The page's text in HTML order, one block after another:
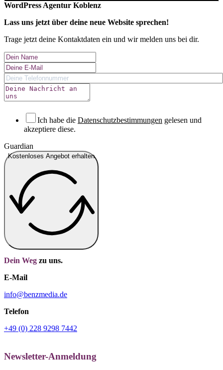
WordPress Agentur Koblenz
Lass uns jetzt über deine neue Website sprechen!
Trage jetzt deine Kontaktdaten ein und wir melden uns bei dir.
Ich habe die Datenschutzbestimmungen gelesen und
akzeptiere diese.
Guardian
Kostenloses Angebot erhalten
Dein Weg zu uns.
E-Mail
info@benzmedia.de
Telefon
+49 (0) 228 9298 7442
Newsletter-Anmeldung